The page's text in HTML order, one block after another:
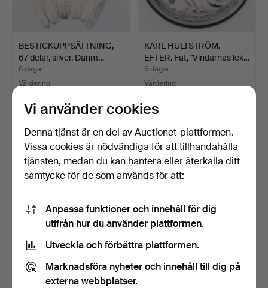
BESTICKUPPSÄTTNING,
67 delar, silver, Danm…
6 dagar
Värdering
KARL HULTSTRÖM.
EFTER. Fat, "Vindarnas lek…
6 dagar
Värdering
VAS/BÄGARE, silver, Arvid
Magnusson Guldsm…
6 dagar
PUDERDOSA, silver med
6 dagar
Vi använder cookies
Denna tjänst är en del av Auctionet-plattformen.
Vissa cookies är nödvändiga för att tillhandahålla
tjänsten, medan du kan hantera eller återkalla ditt
samtycke för de som används för att:
Anpassa funktioner och innehåll för dig
utifrån hur du använder plattformen.
Utveckla och förbättra plattformen.
Marknadsföra nyheter och innehåll till dig på
externa webbplatser.